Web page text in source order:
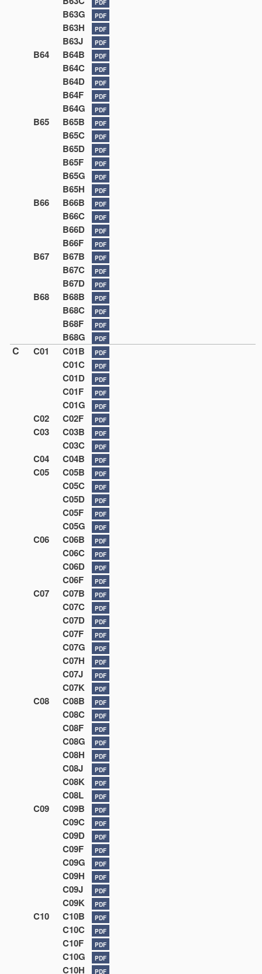
PDF
B63G PDF
B63H PDF
B63J PDF
B64 B64B PDF
B64C PDF
B64D PDF
B64F PDF
B64G PDF
B65 B65B PDF
B65C PDF
B65D PDF
B65F PDF
B65G PDF
B65H PDF
B66 B66B PDF
B66C PDF
B66D PDF
B66F PDF
B67 B67B PDF
B67C PDF
B67D PDF
B68 B68B PDF
B68C PDF
B68F PDF
B68G PDF
C C01 C01B PDF
C01C PDF
C01D PDF
C01F PDF
C01G PDF
C02 C02F PDF
C03 C03B PDF
C03C PDF
C04 C04B PDF
C05 C05B PDF
C05C PDF
C05D PDF
C05F PDF
C05G PDF
C06 C06B PDF
C06C PDF
C06D PDF
C06F PDF
C07 C07B PDF
C07C PDF
C07D PDF
C07F PDF
C07G PDF
C07H PDF
C07J PDF
C07K PDF
C08 C08B PDF
C08C PDF
C08F PDF
C08G PDF
C08H PDF
C08J PDF
C08K PDF
C08L PDF
C09 C09B PDF
C09C PDF
C09D PDF
C09F PDF
C09G PDF
C09H PDF
C09J PDF
C09K PDF
C10 C10B PDF
C10C PDF
C10F PDF
C10G PDF
C10H PDF